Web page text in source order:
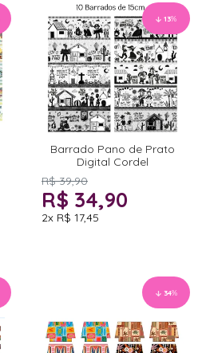
13%
Barrado Pano de Prato
Digital Cordel
R$ 39,90
R$ 34,90
2x R$ 17,45
34%